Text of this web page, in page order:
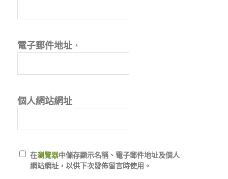
電子郵件地址 *
個人網站網址
在瀏覽器中儲存顯示名稱、電子郵件地址及個人
網站網址，以供下次發佈留言時使用。